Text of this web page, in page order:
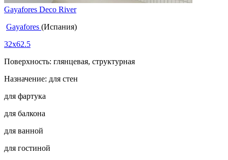
Gayafores Deco River
Gayafores (Испания)
32x62.5
Поверхность: глянцевая, структурная
Назначение: для стен
для фартука
для балкона
для ванной
для гостиной